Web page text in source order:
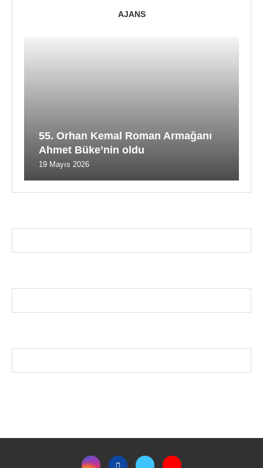
AJANS
55. Orhan Kemal Roman Armağanı
Ahmet Büke’nin oldu
19 Mayıs 2026